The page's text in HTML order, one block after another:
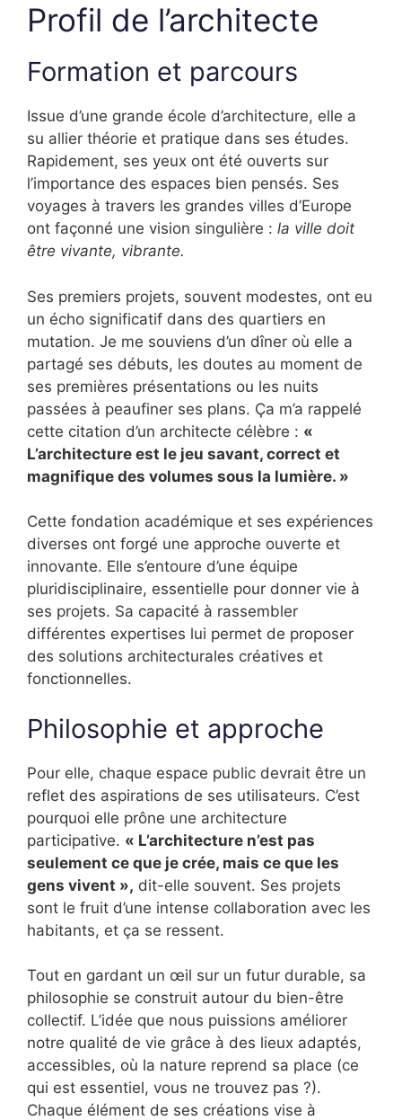
Profil de l’architecte
Formation et parcours
Issue d’une grande école d’architecture, elle a
su allier théorie et pratique dans ses études.
Rapidement, ses yeux ont été ouverts sur
l’importance des espaces bien pensés. Ses
voyages à travers les grandes villes d’Europe
ont façonné une vision singulière : la ville doit
être vivante, vibrante.
Ses premiers projets, souvent modestes, ont eu
un écho significatif dans des quartiers en
mutation. Je me souviens d’un dîner où elle a
partagé ses débuts, les doutes au moment de
ses premières présentations ou les nuits
passées à peaufiner ses plans. Ça m’a rappelé
cette citation d’un architecte célèbre : «
L’architecture est le jeu savant, correct et
magnifique des volumes sous la lumière. »
Cette fondation académique et ses expériences
diverses ont forgé une approche ouverte et
innovante. Elle s’entoure d’une équipe
pluridisciplinaire, essentielle pour donner vie à
ses projets. Sa capacité à rassembler
différentes expertises lui permet de proposer
des solutions architecturales créatives et
fonctionnelles.
Philosophie et approche
Pour elle, chaque espace public devrait être un
reflet des aspirations de ses utilisateurs. C’est
pourquoi elle prône une architecture
participative. « L’architecture n’est pas
seulement ce que je crée, mais ce que les
gens vivent », dit-elle souvent. Ses projets
sont le fruit d’une intense collaboration avec les
habitants, et ça se ressent.
Tout en gardant un œil sur un futur durable, sa
philosophie se construit autour du bien-être
collectif. L’idée que nous puissions améliorer
notre qualité de vie grâce à des lieux adaptés,
accessibles, où la nature reprend sa place (ce
qui est essentiel, vous ne trouvez pas ?).
Chaque élément de ses créations vise à